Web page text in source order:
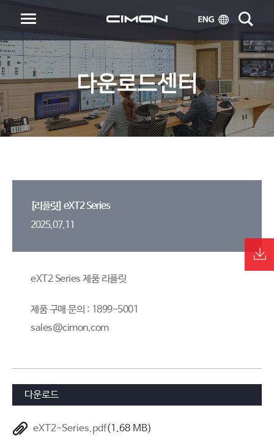
다운로드센터
[리플릿] eXT2 Series
2025.07.11
eXT2 Series 제품 리플릿
제품 구매 문의 : 1899-5001
sales@cimon.com
다운로드
eXT2-Series.pdf(1.68 MB)